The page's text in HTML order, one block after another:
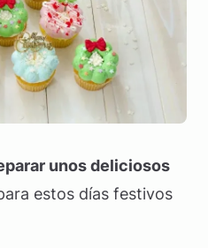
unos deliciosos
estos días festivos